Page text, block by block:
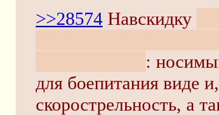
>>28574 Навскидку
:
для боепитания виде
скорострельность, а